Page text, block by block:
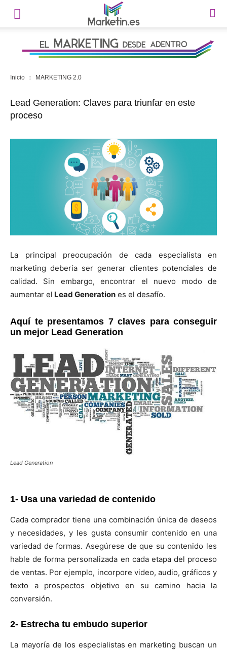
Inicio MARKETING 2.0
Lead Generation: Claves para triunfar en este
proceso
La principal preocupación de cada especialista en
marketing debería ser generar clientes potenciales de
calidad. Sin embargo, encontrar el nuevo modo de
aumentar el Lead Generation es el desafío.
Aquí te presentamos 7 claves para conseguir
un mejor Lead Generation
Lead Generation
1- Usa una variedad de contenido
Cada comprador tiene una combinación única de deseos
y necesidades, y les gusta consumir contenido en una
variedad de formas. Asegúrese de que su contenido les
hable de forma personalizada en cada etapa del proceso
de ventas. Por ejemplo, incorpore video, audio, gráficos y
texto a prospectos objetivo en su camino hacia la
conversión.
2- Estrecha tu embudo superior
La mayoría de los especialistas en marketing buscan un